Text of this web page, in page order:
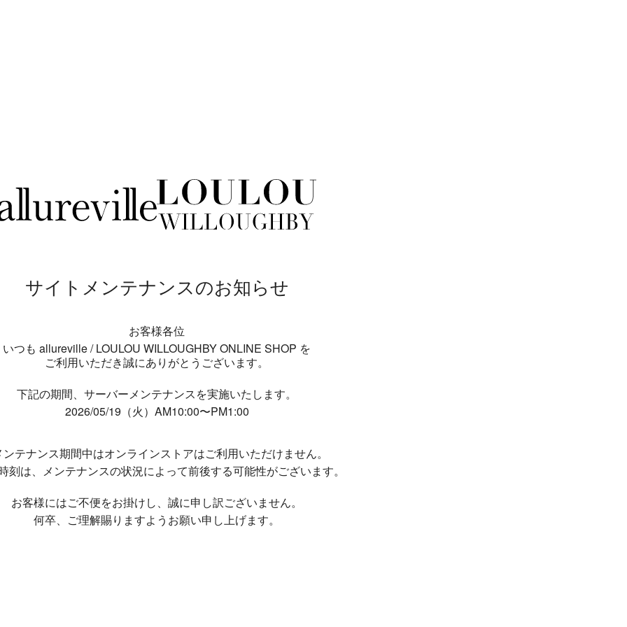
サイトメンテナンスのお知らせ
お客様各位
いつも allureville / LOULOU WILLOUGHBY ONLINE SHOP を
ご利用いただき誠にありがとうございます。
下記の期間、サーバーメンテナンスを実施いたします。
2026/05/19（火）AM10:00〜PM1:00
ンテナンス期間中はオンラインストアはご利用いただけません。
刻は、メンテナンスの状況によって前後する可能性がございます。
お客様にはご不便をお掛けし、 誠に申し訳ございません。
何卒、ご理解賜りますようお願い申し上げます。